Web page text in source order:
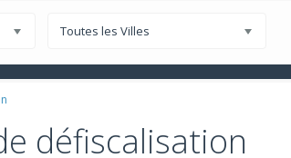
Nos Programmes Neufs à La Réunion
Toutes les Villes
défiscalisation